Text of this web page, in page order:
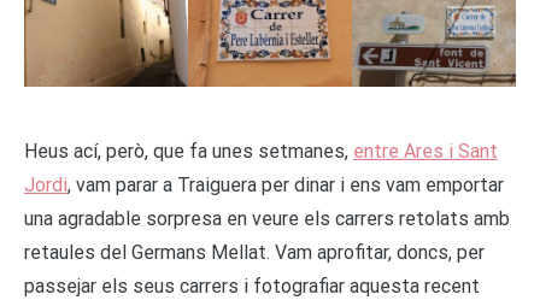
Heus ací, però, que fa unes setmanes, entre Ares i Sant
Jordi, vam parar a Traiguera per dinar i ens vam emportar
una agradable sorpresa en veure els carrers retolats amb
retaules del Germans Mellat. Vam aprofitar, doncs, per
passejar els seus carrers i fotografiar aquesta recent